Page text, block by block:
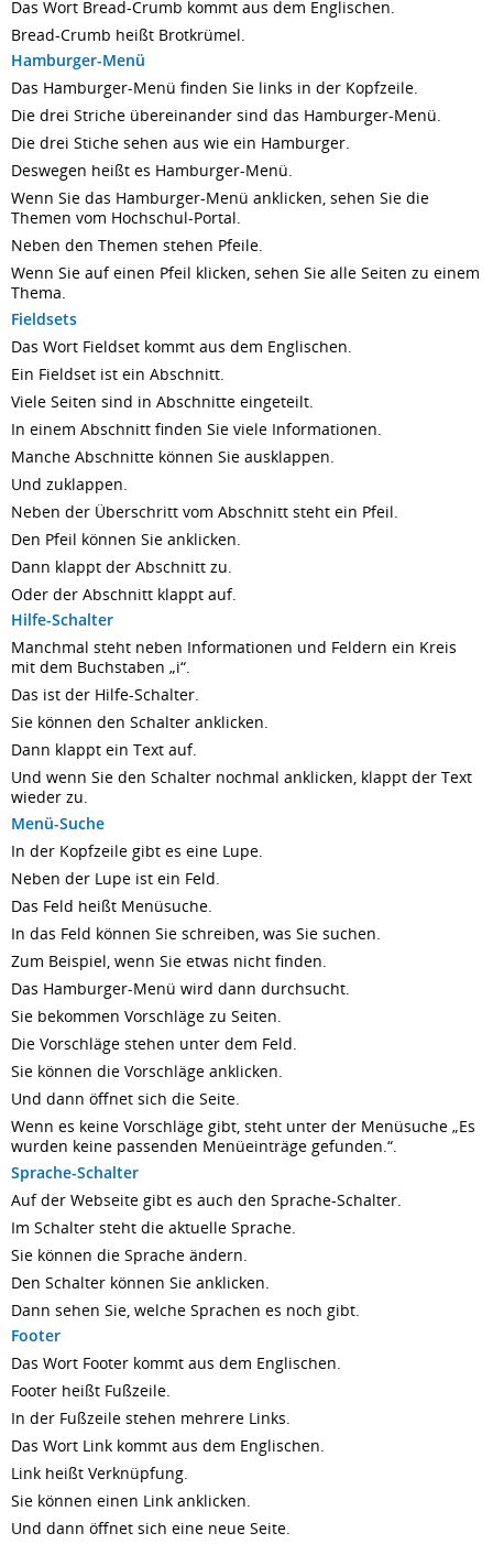
Das Wort Bread-Crumb kommt aus dem Englischen.
Bread-Crumb heißt Brotkrümel.
Hamburger-Menü
Das Hamburger-Menü finden Sie links in der Kopfzeile.
Die drei Striche übereinander sind das Hamburger-Menü.
Die drei Stiche sehen aus wie ein Hamburger.
Deswegen heißt es Hamburger-Menü.
Wenn Sie das Hamburger-Menü anklicken, sehen Sie die
Themen vom Hochschul-Portal.
Neben den Themen stehen Pfeile.
Wenn Sie auf einen Pfeil klicken, sehen Sie alle Seiten zu einem
Thema.
Fieldsets
Das Wort Fieldset kommt aus dem Englischen.
Ein Fieldset ist ein Abschnitt.
Viele Seiten sind in Abschnitte eingeteilt.
In einem Abschnitt finden Sie viele Informationen.
Manche Abschnitte können Sie ausklappen.
Und zuklappen.
Neben der Überschritt vom Abschnitt steht ein Pfeil.
Den Pfeil können Sie anklicken.
Dann klappt der Abschnitt zu.
Oder der Abschnitt klappt auf.
Hilfe-Schalter
Manchmal steht neben Informationen und Feldern ein Kreis
mit dem Buchstaben „i“.
Das ist der Hilfe-Schalter.
Sie können den Schalter anklicken.
Dann klappt ein Text auf.
Und wenn Sie den Schalter nochmal anklicken, klappt der Text
wieder zu.
Menü-Suche
In der Kopfzeile gibt es eine Lupe.
Neben der Lupe ist ein Feld.
Das Feld heißt Menüsuche.
In das Feld können Sie schreiben, was Sie suchen.
Zum Beispiel, wenn Sie etwas nicht finden.
Das Hamburger-Menü wird dann durchsucht.
Sie bekommen Vorschläge zu Seiten.
Die Vorschläge stehen unter dem Feld.
Sie können die Vorschläge anklicken.
Und dann öffnet sich die Seite.
Wenn es keine Vorschläge gibt, steht unter der Menüsuche „Es
wurden keine passenden Menüeinträge gefunden.“.
Sprache-Schalter
Auf der Webseite gibt es auch den Sprache-Schalter.
Im Schalter steht die aktuelle Sprache.
Sie können die Sprache ändern.
Den Schalter können Sie anklicken.
Dann sehen Sie, welche Sprachen es noch gibt.
Footer
Das Wort Footer kommt aus dem Englischen.
Footer heißt Fußzeile.
In der Fußzeile stehen mehrere Links.
Das Wort Link kommt aus dem Englischen.
Link heißt Verknüpfung.
Sie können einen Link anklicken.
Und dann öffnet sich eine neue Seite.